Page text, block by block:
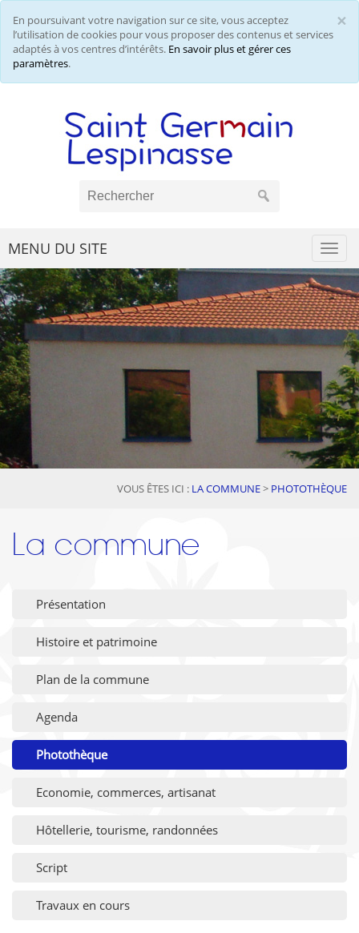
×
En poursuivant votre navigation sur ce site, vous acceptez
l’utilisation de cookies pour vous proposer des contenus et services
adaptés à vos centres d’intérêts. En savoir plus et gérer ces
paramètres.
MENU DU SITE
VOUS ÊTES ICI : LA COMMUNE> PHOTOTHÈQUE
La commune
Présentation
Histoire et patrimoine
Plan de la commune
Agenda
Photothèque
Economie, commerces, artisanat
Hôtellerie, tourisme, randonnées
Script
Travaux en cours